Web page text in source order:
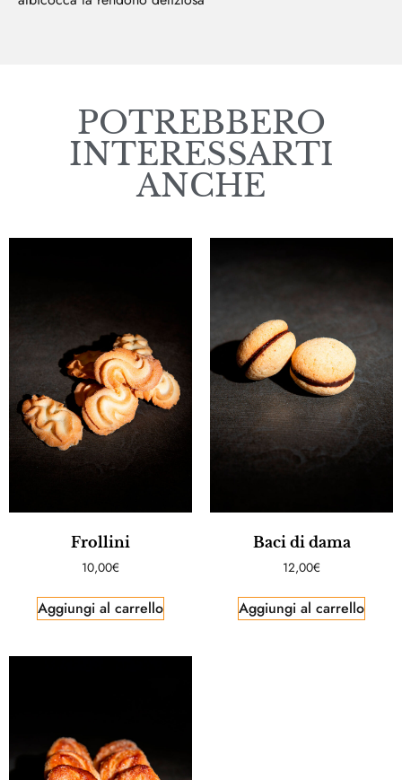
POTREBBERO
INTERESSARTI
ANCHE
Frollini
10,00€
Aggiungi al carrello
Baci di dama
12,00€
Aggiungi al carrello